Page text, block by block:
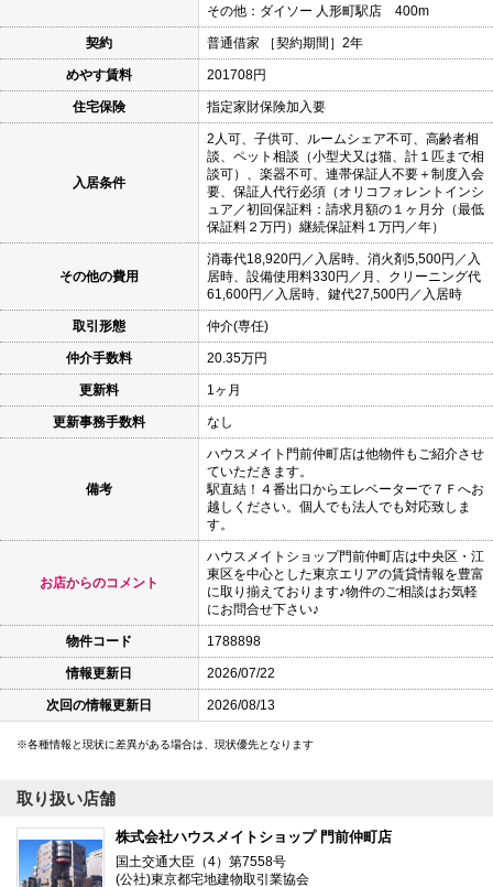
その他：ダイソー 人形町駅店 400m
契約 普通借家 ［契約期間］2年
めやす賃料 201708円
住宅保険 指定家財保険加入要
入居条件
2人可、子供可、ルームシェア不可、高齢者相
談、ペット相談（小型犬又は猫、計１匹まで相
談可）、楽器不可、連帯保証人不要＋制度入会
要、保証人代行必須（オリコフォレントインシ
ュア／初回保証料：請求月額の１ヶ月分（最低
保証料２万円）継続保証料１万円／年）
その他の費用
消毒代18,920円／入居時、消火剤5,500円／入
居時、設備使用料330円／月、クリーニング代
61,600円／入居時、鍵代27,500円／入居時
取引形態 仲介(専任)
仲介手数料 20.35万円
更新料 1ヶ月
更新事務手数料 なし
備考
ハウスメイト門前仲町店は他物件もご紹介させ
ていただきます。
駅直結！４番出口からエレベーターで７Ｆへお
越しください。個人でも法人でも対応致しま
す。
お店からのコメント
ハウスメイトショップ門前仲町店は中央区・江
東区を中心とした東京エリアの賃貸情報を豊富
に取り揃えております♪物件のご相談はお気軽
にお問合せ下さい♪
物件コード 1788898
情報更新日 2026/07/22
次回の情報更新日 2026/08/13
各種情報と現状に差異がある場合は、現状優先となります
取り扱い店舗
株式会社ハウスメイトショップ 門前仲町店
国土交通大臣（4）第7558号
(公社)東京都宅地建物取引業協会